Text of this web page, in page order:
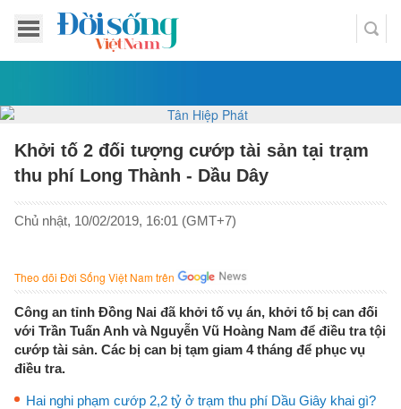
Khởi tố 2 đối tượng cướp tài sản tại trạm
thu phí Long Thành - Dầu Dây
Chủ nhật, 10/02/2019, 16:01 (GMT+7)
Theo dõi Đời Sống Việt Nam trên
Công an tỉnh Đồng Nai đã khởi tố vụ án, khởi tố bị can đối
với Trần Tuấn Anh và Nguyễn Vũ Hoàng Nam để điều tra tội
cướp tài sản. Các bị can bị tạm giam 4 tháng để phục vụ
điều tra.
Hai nghi phạm cướp 2,2 tỷ ở trạm thu phí Dầu Giây khai gì?